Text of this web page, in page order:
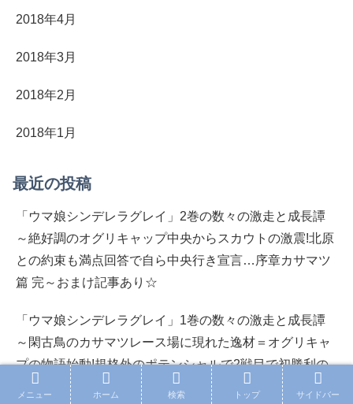
2018年4月
2018年3月
2018年2月
2018年1月
最近の投稿
「ウマ娘シンデレラグレイ」2巻の数々の激走と成長譚
～絶好調のオグリキャップ中央からスカウトの激震!北原
との約束も満点回答で自ら中央行き宣言…序章カサマツ
篇 完～おまけ記事あり☆
「ウマ娘シンデレラグレイ」1巻の数々の激走と成長譚
～閑古鳥のカサマツレース場に現れた逸材＝オグリキャ
プの物語始動!規格外のポテンシャルで2戦目で初勝利の
快挙…”中央”トレーナーで北原の叔父＝六平熱視線～お
メニュー ホーム 検索 トップ サイドバー